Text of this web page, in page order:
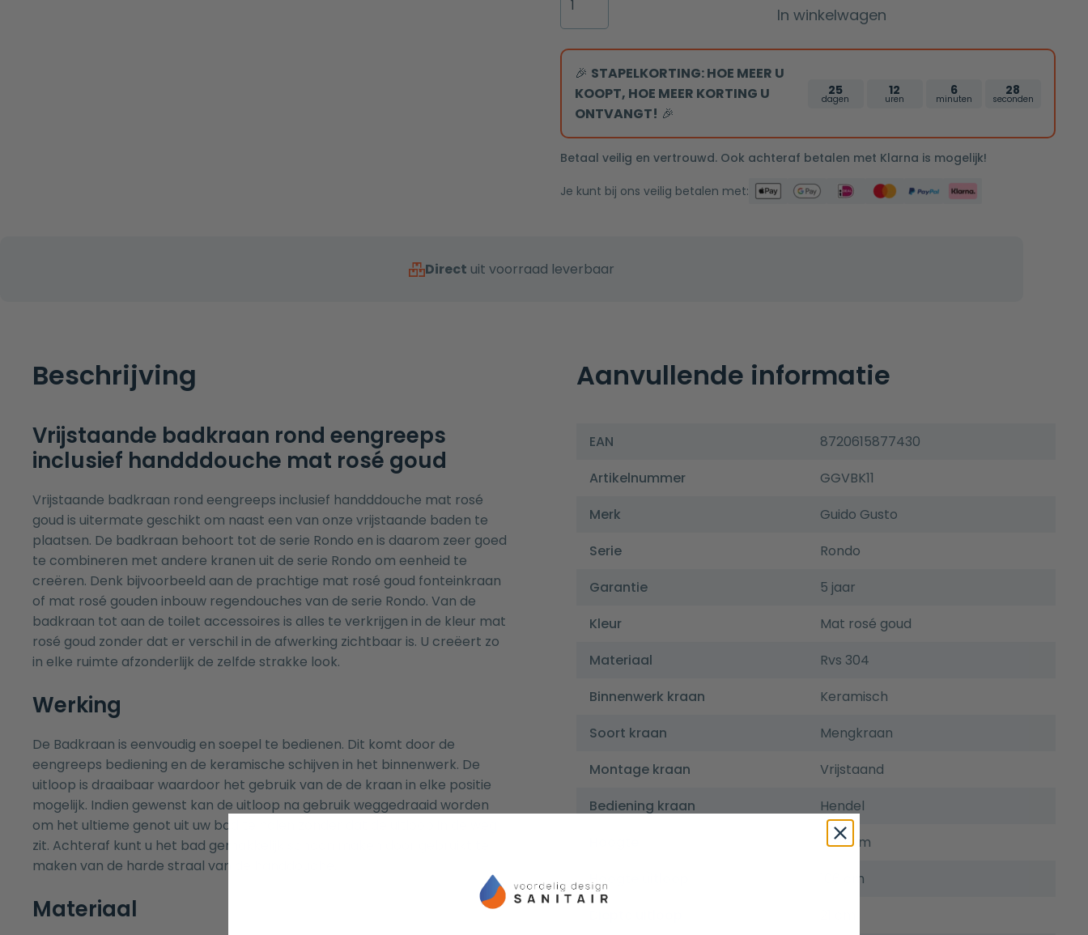
wit
acryl
badkraan
rond
eengreeps
inclusief
handddouche
mat
rosé
goud
In winkelwagen
🎉 STAPELKORTING: HOE MEER U
KOOPT, HOE MEER KORTING U
ONTVANGT! 🎉
25
dagen
12
uren
6
minuten
27
seconden
Betaal veilig en vertrouwd. Ook achteraf betalen met Klarna is mogelijk!
Je kunt bij ons veilig betalen met:
Direct uit voorraad leverbaar
Beschrijving
Vrijstaande badkraan rond eengreeps
inclusief handddouche mat rosé goud
Vrijstaande badkraan rond eengreeps inclusief handddouche mat rosé
goud is uitermate geschikt om naast een van onze vrijstaande baden te
plaatsen. De badkraan behoort tot de serie Rondo en is daarom zeer goed
te combineren met andere kranen uit de serie Rondo om eenheid te
creëren. Denk bijvoorbeeld aan de prachtige mat rosé goud fonteinkraan
of mat rosé gouden inbouw regendouches van de serie Rondo. Van de
badkraan tot aan de toilet accessoires is alles te verkrijgen in de kleur mat
rosé goud zonder dat er verschil in de afwerking zichtbaar is. U creëert zo
in elke ruimte afzonderlijk de zelfde strakke look.
Werking
De Badkraan is eenvoudig en soepel te bedienen. Dit komt door de
eengreeps bediening en de keramische schijven in het binnenwerk. De
uitloop is draaibaar waardoor het gebruik van de de kraan in elke positie
mogelijk. Indien gewenst kan de uitloop na gebruik weggedraaid worden
om het ultieme genot uit uw bad te halen zonder dat de uitloop in de weg
zit. Achteraf kunt u het bad gemakkelijk schoon maken door gebruikt te
maken van de harde straal van de handdouche.
Materiaal
Aanvullende informatie
EAN
8720615877430
Artikelnummer
GGVBK11
Merk
Guido Gusto
Serie
Rondo
Garantie
5 jaar
Kleur
Mat rosé goud
Materiaal
Rvs 304
Binnenwerk kraan
Keramisch
Soort kraan
Mengkraan
Montage kraan
Vrijstaand
Bediening kraan
Hendel
116,5 cm
Hoogte uitloop
106 cm